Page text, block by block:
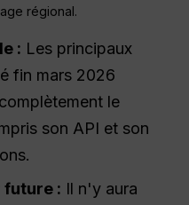
régional.
: Les principaux
fin mars 2026
le
son API et son
future : Il n'y aura